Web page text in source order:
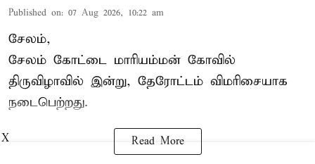
Published on: 07 Aug 2026, 10:22 am
சேலம்,
சேலம் கோட்டை மாரியம்மன் கோவில்
திருவிழாவில் இன்று, தேரோட்டம் விமரிசையாக
நடைபெற்றது.
Read More
X